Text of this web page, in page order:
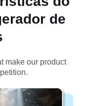
de
make our product